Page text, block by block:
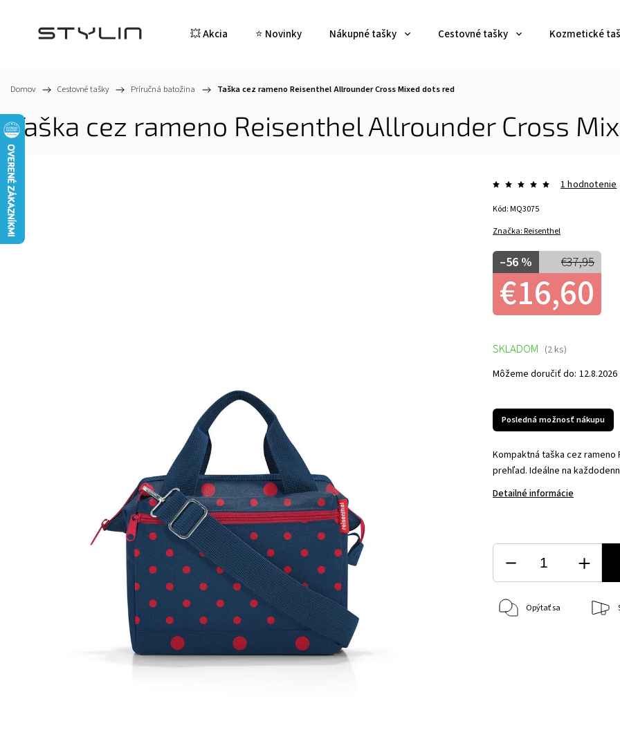
💥 Akcia ⭐ Novinky Nákupné tašky Cestovné tašky Kozmetické
Domov / Cestovné tašky / Príručná batožina / Taška cez rameno Reisenthel Allrounder Cross Mixed dots red
Taška cez rameno Reisenthel Allrounder Cross
Značka:Reisenthel
1 hodnotenie
€37,95
–56 %
€16,60
Kód:MQ3075
Posledná možnosť nákupu
Kompaktná taška cez
prehľad. Ideálne na
Detailné informácie
SKLADOM (2 ks)
Môžeme doručiť do: 12.8.2026
Opýtať sa